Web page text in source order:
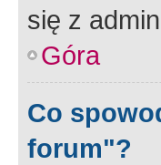
się z
Góra
Co
forum"?